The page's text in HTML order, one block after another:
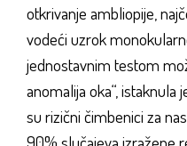
otkrivanje ambliopije,
vodeći uzrok
jednostavnim testom
anomalija oka“, istaknula
su rizični čimbenici za